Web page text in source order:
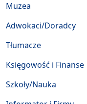
Muzea
Adwokaci/Doradcy
Tłumacze
Księgowość i Finanse
Szkoły/Nauka